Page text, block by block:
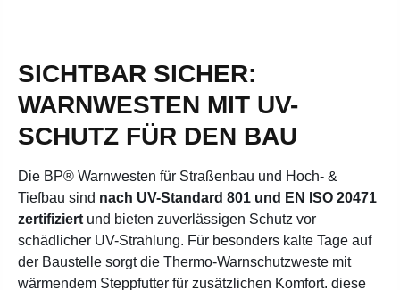
SICHTBAR SICHER:
WARNWESTEN MIT UV-
SCHUTZ FÜR DEN BAU
Die BP® Warnwesten für Straßenbau und Hoch- &
Tiefbau sind nach UV-Standard 801 und EN ISO 20471
zertifiziert und bieten zuverlässigen Schutz vor
schädlicher UV-Strahlung. Für besonders kalte Tage auf
der Baustelle sorgt die Thermo-Warnschutzweste mit
wärmendem Steppfutter für zusätzlichen Komfort. diese